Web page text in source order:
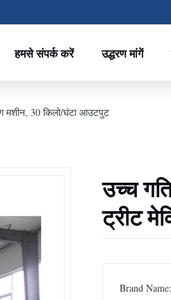
हमसे संपर्क करें उद्धरण मांगें
मशीन, 30 किलो/घंटा आउटपुट
उच्च
ट्रीट
Brand Name: